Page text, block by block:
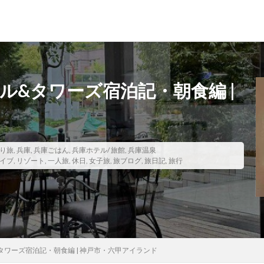
&タワーズ宿泊記・朝食編 |
旅, 兵庫, 兵庫ごはん, 兵庫ホテル/ 旅館, 兵庫温泉
ブ, リゾート , 一人旅, 休日, 女子旅, 旅ブログ, 旅日記, 旅行
ーズ宿泊記・朝食編 | 神戸市・六甲アイランド
寺社仏閣 寿司 崖 恋愛運 恩納村 散歩
料理
旅ブログ 旅行 家族旅行 旅行気分 日帰り
旬
朝食 朝食付き 東南アジア
宮城
古民家 古都京都の文化財 和菓子 和食
城北公園通
大阪メトロ 定食 大阪国際空港 大阪環状線
大阪駅
女子旅
女性 女性一人 宇治茶 完全予約制
松葉ガ
美食
葵祭 藤原京 行列 行列店
西中島南方
土料理
長期出張 美々卯 長期旅行 長期滞在
関西
島
食堂 飲茶 高級ホテル